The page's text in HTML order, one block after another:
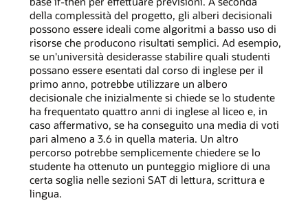
della complessità del progetto, gli alberi decisionali
possono essere ideali come algoritmi a basso uso di
risorse che producono risultati semplici. Ad esempio,
se un'università desiderasse stabilire quali studenti
possano essere esentati dal corso di inglese per il
primo anno, potrebbe utilizzare un albero
decisionale che inizialmente si chiede se lo studente
ha frequentato quattro anni di inglese al liceo e, in
caso affermativo, se ha conseguito una media di voti
pari almeno a 3.6 in quella materia. Un altro
percorso potrebbe semplicemente chiedere se lo
studente ha ottenuto un punteggio migliore di una
certa soglia nelle sezioni SAT di lettura, scrittura e
lingua.